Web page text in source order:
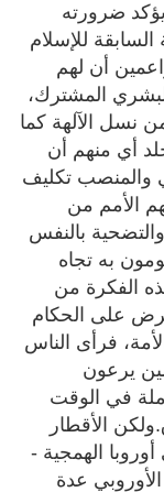
ضرورته
السابقة للإسلام
أن لهم
المشترك،
نسل الآلهة كما
أي منهم أن
والمنصب تكليف
الأمم من
بالنفس
به تجاه
الفكرة من
على الحكام
فرأى الناس
يرعون
في الوقت
الأقطار
الهمجية -
عدة